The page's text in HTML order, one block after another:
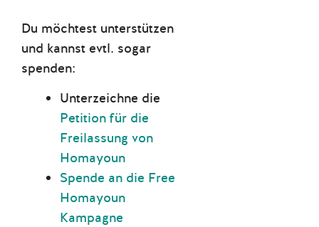
Du möchtest unterstützen
und kannst evtl. sogar
spenden:
Unterzeichne die
Petition für die
Freilassung von
Homayoun
Spende an die Free
Homayoun
Kampagne